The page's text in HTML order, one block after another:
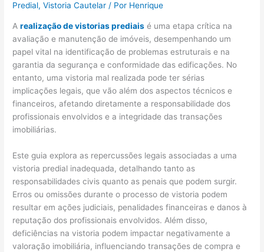
Predial,Vistoria Cautelar / Por Henrique
Arealização de vistorias prediais é uma etapa crítica na
avaliação e manutenção de imóveis, desempenhando um
papel vital na identificação de problemas estruturais e na
garantia da segurança e conformidade das edificações. No
entanto, uma vistoria mal realizada pode ter sérias
implicações legais, que vão além dos aspectos técnicos e
financeiros, afetando diretamente a responsabilidade dos
profissionais envolvidos e a integridade das transações
imobiliárias.
Este guia explora as repercussões legais associadas a uma
vistoria predial inadequada, detalhando tanto as
responsabilidades civis quanto as penais que podem surgir.
Erros ou omissões durante o processo de vistoria podem
resultar em ações judiciais, penalidades financeiras e danos à
reputação dos profissionais envolvidos. Além disso,
deficiências na vistoria podem impactar negativamente a
valoração imobiliária, influenciando transações de compra e